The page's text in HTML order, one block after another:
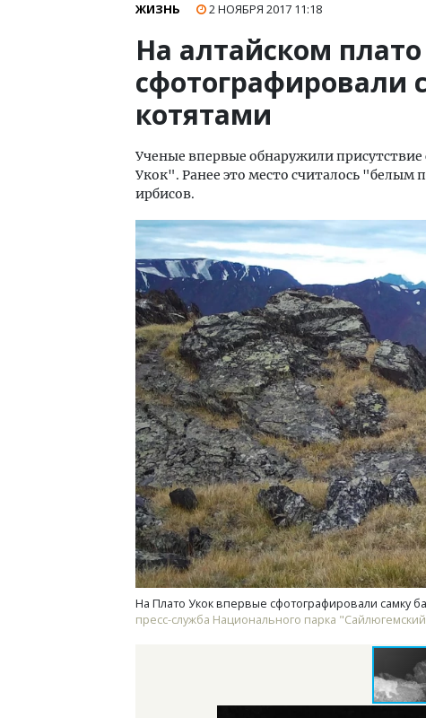
ЖИЗНЬ 2 НОЯБРЯ 2017 11:18
На алтайском
сфотографировали
котятами
Ученые впервые обнаружили
Укок". Ранее это место считалось "белым
ирбисов.
На Плато Укок впервые сфотографировали самку
пресс-служба Национального парка
Ищем